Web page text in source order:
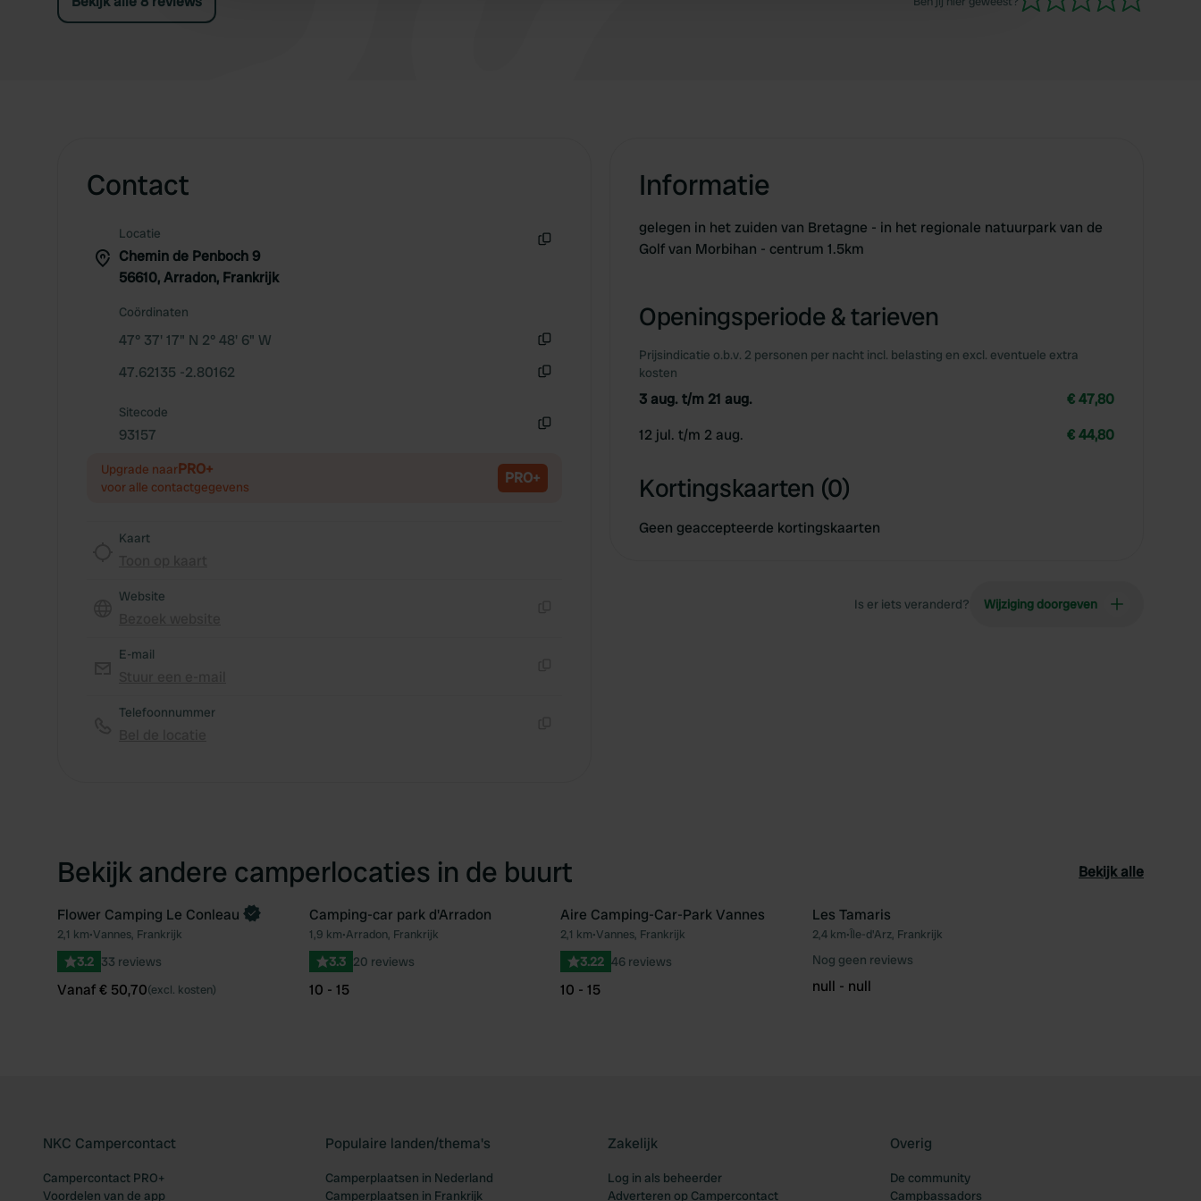
Contact
Locatie
Chemin de Penboch 9
56610, Arradon, Frankrijk
Coördinaten
47° 37' 17" N 2° 48' 6" W
47.62135 -2.80162
Sitecode
93157
Upgrade naarPRO+
voor alle contactgegevens PRO+
Kaart
Website
E-mail
Telefoonnummer
Informatie
gelegen in het zuiden van Bretagne - in het regionale natuurpark van de
Golf van Morbihan - centrum 1.5km
Openingsperiode & tarieven
Prijsindicatie o.b.v. 2 personen per nacht incl. belasting en excl. eventuele extra
kosten
3 aug. t/m 21 aug.
€ 47,80
12 jul. t/m 2 aug.
€ 44,80
Kortingskaarten (0)
Geen geaccepteerde kortingskaarten
Is er iets veranderd? Wijziging doorgeven
Bekijk andere camperlocaties in de buurt Bekijk alle
Favoriet
Boek direct
Flower Camping Le Conleau
2,1 km•Vannes, Frankrijk
3.2 33 reviews
Vanaf € 50,70(excl. kosten)
Favoriet
Camping-car park d'Arradon
1,9 km•Arradon, Frankrijk
3.3 20 reviews
10 - 15
Favoriet
Aire Camping-Car-Park Vannes
2,1 km•Vannes, Frankrijk
3.22 46 reviews
10 - 15
Les Tamaris
2,4 km•Île-d'Arz, Frankrijk
Nog geen reviews
null - null
NKC Campercontact
Campercontact PRO+
Voordelen van de app
Populaire landen/thema's
Camperplaatsen in Nederland
Camperplaatsen in Frankrijk
Zakelijk
Log in als beheerder
Adverteren op Campercontact
Overig
De community
Campbassadors